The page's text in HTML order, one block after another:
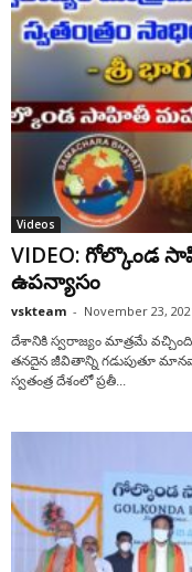
Videos
VIDEO: గోల్కొండ
ఉపన్యాసం
vskteam - November 23,
దేశానికి స్వ‌రాజ్యం మాత్ర‌మే వ‌చ్చింది
త‌న‌దైన జీవితాన్ని గ‌డుపుతూ
స్వ‌తంత్ర దేశంలో ప్ర‌తీ...